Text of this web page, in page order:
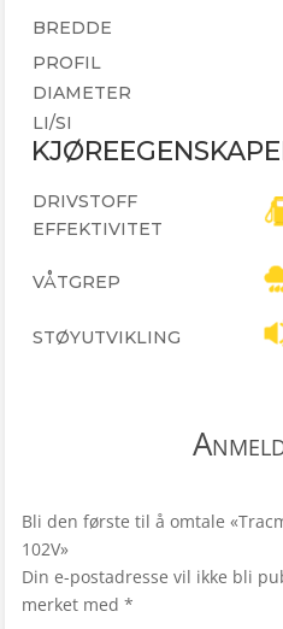
BREDDE
PROFIL
DIAMETER
LI/SI
DRIVSTOFF
EFFEKTIVITET
VÅTGREP
STØYUTVIKLING
Bli den første til å omtale
102V»
Din e-postadresse vil ikke bli
merket med *